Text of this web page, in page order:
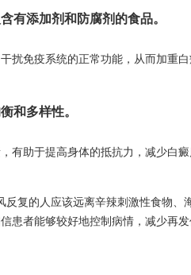
添加剂和防腐剂的食品。
扰免疫系统的正常功能，从而加重
多样性。
有助于提高身体的抵抗力，减少白癜
反复的人应该远离辛辣刺激性食物、
患者能够较好地控制病情，减少再发